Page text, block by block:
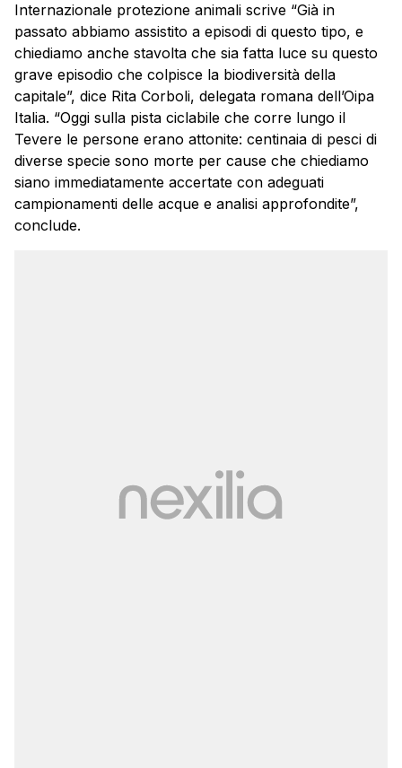
Internazionale protezione animali scrive “Già in
passato abbiamo assistito a episodi di questo tipo, e
chiediamo anche stavolta che sia fatta luce su questo
grave episodio che colpisce la biodiversità della
capitale”, dice Rita Corboli, delegata romana dell’Oipa
Italia. “Oggi sulla pista ciclabile che corre lungo il
Tevere le persone erano attonite: centinaia di pesci di
diverse specie sono morte per cause che chiediamo
siano immediatamente accertate con adeguati
campionamenti delle acque e analisi approfondite”,
conclude.